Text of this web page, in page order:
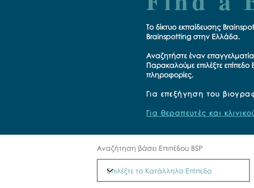
Το δίκτυο εκπαίδευσης
Brainspotting στην Ελλάδα.
Αναζητήστε έναν
Παρακαλούμε επιλέξτε
πληροφορίες.
Για επεξήγηση του
Για θεραπευτές και
Αναζήτηση βάσει Επιπέδου BSP